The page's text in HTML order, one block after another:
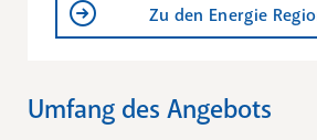
Zu den Energie
Umfang des Angebots